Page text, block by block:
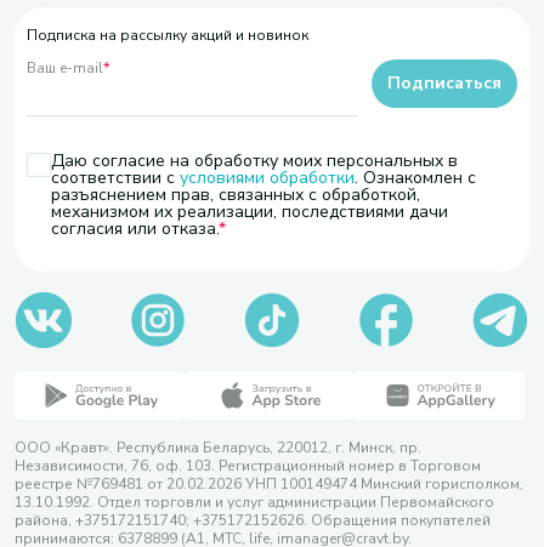
Подписка на рассылку акций и новинок
Ваш e-mail*
Даю согласие на обработку моих персональных в
соответствии с условиями обработки. Ознакомлен с
разъяснением прав, связанных с обработкой,
механизмом их реализации, последствиями дачи
согласия или отказа.
Подписаться
ООО «Кравт». Республика Беларусь, 220012, г. Минск, пр.
Независимости, 76, оф. 103. Регистрационный номер в Торговом
реестре №769481 от 20.02.2026 УНП 100149474 Минский горисполком,
13.10.1992. Отдел торговли и услуг администрации Первомайского
района, +375172151740; +375172152626. Обращения покупателей
принимаются: 6378899 (А1, МТС, life, imanager@cravt.by.